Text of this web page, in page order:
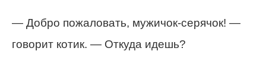
— Добро пожаловать, мужичок-серячок! —
говорит котик. — Откуда идешь?